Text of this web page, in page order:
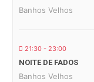
Banhos Velhos
21:30 - 23:00
NOITE DE FADOS
Banhos Velhos